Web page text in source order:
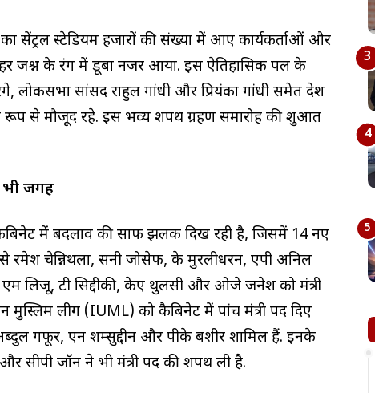
सेंट्रल स्टेडियम हजारों की संख्या में आए कार्यकर्ताओं और
जश्न के रंग में डूबा नजर आया. इस ऐतिहासिक पल के
लोकसभा सांसद राहुल गांधी और प्रियंका गांधी समेत देश
रूप से मौजूद रहे. इस भव्य शपथ ग्रहण समारोह की शुरुआत
भी जगह
में बदलाव की साफ झलक दिख रही है, जिसमें 14 नए
से रमेश चेन्निथला, सनी जोसेफ, के मुरलीधरन, एपी अनिल
एम लिजू, टी सिद्दीकी, केए थुलसी और ओजे जनेश को मंत्री
मुस्लिम लीग (IUML) को कैबिनेट में पांच मंत्री पद दिए
गफूर, एन शम्सुद्दीन और पीके बशीर शामिल हैं. इनके
सीपी जॉन ने भी मंत्री पद की शपथ ली है.